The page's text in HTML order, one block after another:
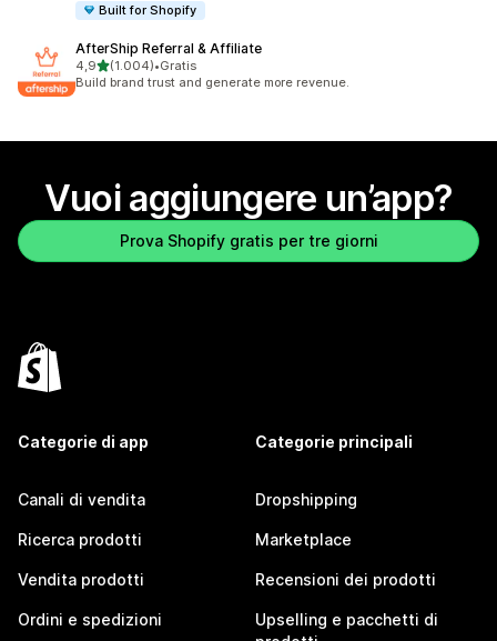
Built for Shopify
AfterShip Referral & Affiliate
4,9stelle su 5
(1.004)
1004 recensioni totali
•Gratis
Build brand trust and generate more revenue.
Vuoi aggiungere un’app?
Prova Shopify gratis per tre giorni
Categorie di app
Canali di vendita
Ricerca prodotti
Vendita prodotti
Ordini e spedizioni
Categorie principali
Dropshipping
Marketplace
Recensioni dei prodotti
Upselling e pacchetti di